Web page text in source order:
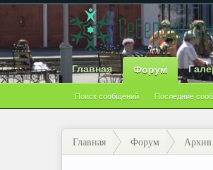
Главная Форум
Поиск сообщений Последние
Главная Форум Архив